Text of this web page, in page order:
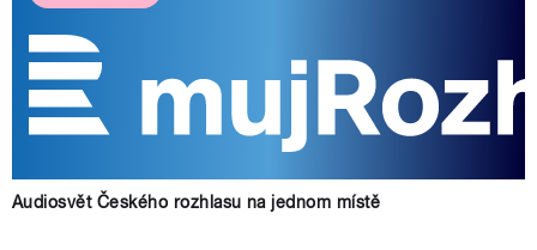
Audiosvět Českého rozhlasu na jednom místě